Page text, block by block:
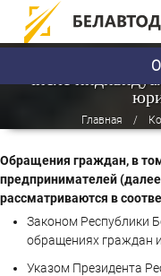
Порядок
числе
Главная
Обращения граждан, в
предпринимателей
рассматриваются в
Законом Республики
обращениях граждан
Указом Президента